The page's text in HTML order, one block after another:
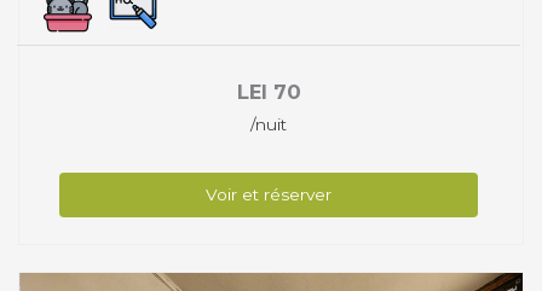
LEI 70
/nuit
Voir et réserver